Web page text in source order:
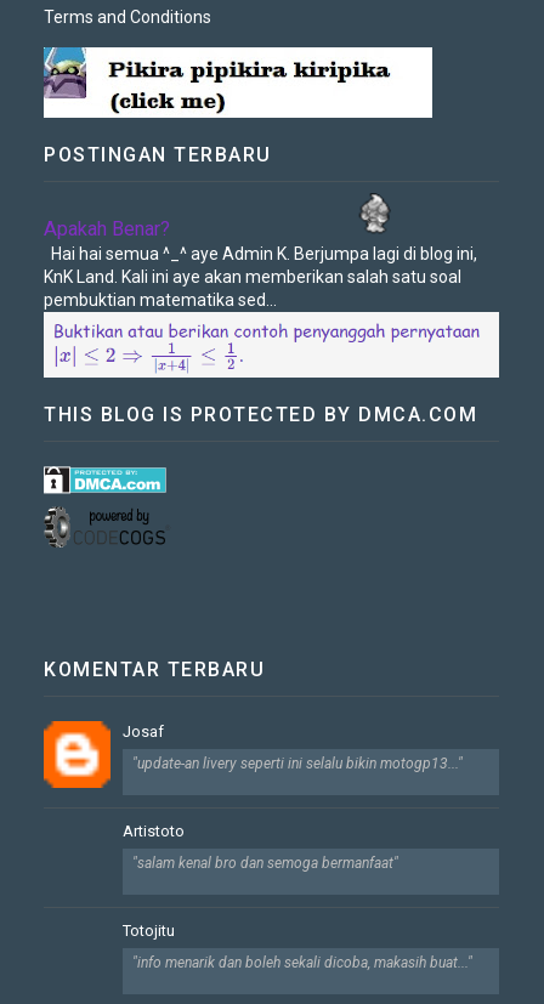
Terms and Conditions
POSTINGAN TERBARU
Apakah Benar?
Hai hai semua ^_^ aye Admin K. Berjumpa lagi di blog ini,
KnK Land. Kali ini aye akan memberikan salah satu soal
pembuktian matematika sed...
THIS BLOG IS PROTECTED BY DMCA.COM
KOMENTAR TERBARU
Josaf
"update-an livery seperti ini selalu bikin motogp13..."
Artistoto
"salam kenal bro dan semoga bermanfaat"
Totojitu
"info menarik dan boleh sekali dicoba, makasih buat..."